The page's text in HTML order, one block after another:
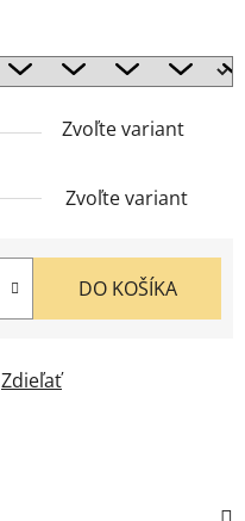
Zvoľte variant
Zvoľte variant
DO KOŠÍKA
Zdieľať